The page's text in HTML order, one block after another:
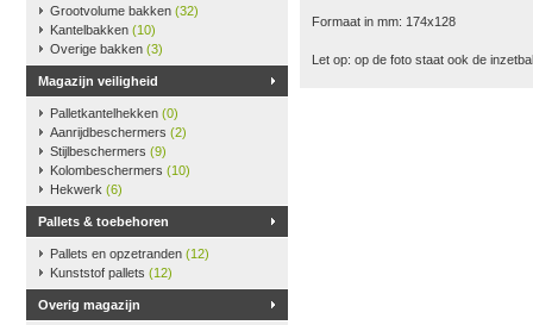
Grootvolume bakken (32)
Kantelbakken (10)
Overige bakken (3)
Magazijn veiligheid
Palletkantelhekken (0)
Aanrijdbeschermers (2)
Stijlbeschermers (9)
Kolombeschermers (10)
Hekwerk (6)
Pallets & toebehoren
Pallets en opzetranden (12)
Kunststof pallets (12)
Overig magazijn
Formaat in mm: 174x128
Let op: op de foto staat ook de